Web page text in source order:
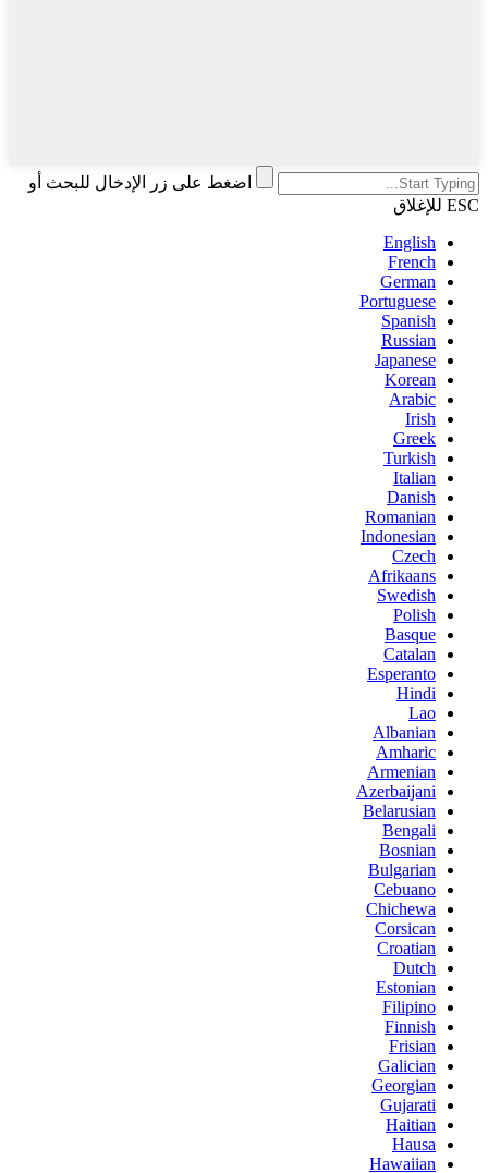
اضغط على زر الإدخال للبحث أو
ESC للإغلاق
English
French
German
Portuguese
Spanish
Russian
Japanese
Korean
Arabic
Irish
Greek
Turkish
Italian
Danish
Romanian
Indonesian
Czech
Afrikaans
Swedish
Polish
Basque
Catalan
Esperanto
Hindi
Lao
Albanian
Amharic
Armenian
Azerbaijani
Belarusian
Bengali
Bosnian
Bulgarian
Cebuano
Chichewa
Corsican
Croatian
Dutch
Estonian
Filipino
Finnish
Frisian
Galician
Georgian
Gujarati
Haitian
Hausa
Hawaiian